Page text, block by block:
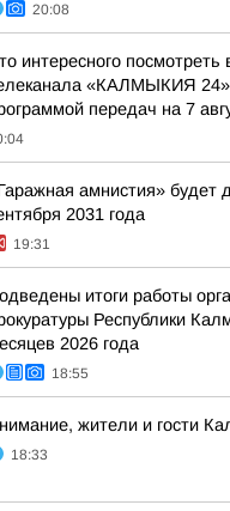
20:08
интересного посмотреть
«КАЛМЫКИЯ
передач на 7
амнистия» будет
2031 года
19:31
итоги работы
Республики
2026 года
18:55
жители и гости
18:33